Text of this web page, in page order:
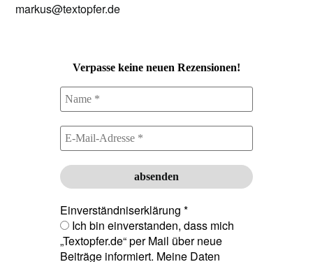
markus@textopfer.de
Verpasse keine neuen Rezensionen!
Einverständniserklärung *
Ich bin einverstanden, dass mich
„Textopfer.de“ per Mail über neue
Beiträge informiert. Meine Daten